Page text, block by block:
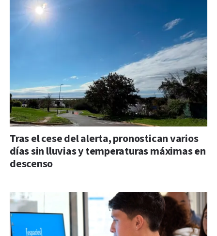
Tras el cese del alerta, pronostican varios
días sin lluvias y temperaturas máximas en
descenso